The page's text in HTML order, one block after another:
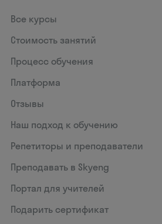
Все курсы
Стоимость занятий
Процесс обучения
Платформа
Отзывы
Наш подход к обучению
Репетиторы и преподаватели
Преподавать в Skyeng
Портал для учителей
Подарить сертификат